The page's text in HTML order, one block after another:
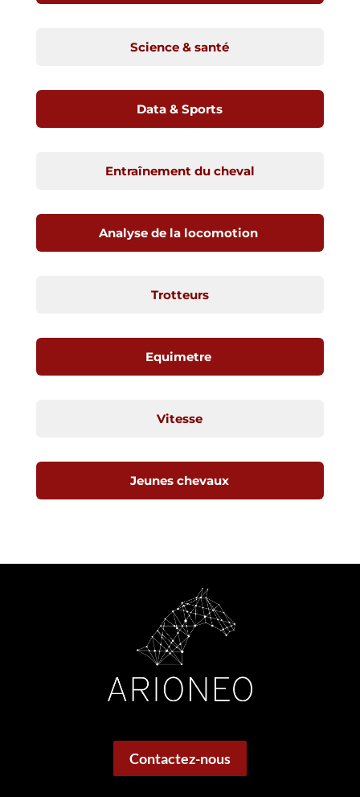
Science & santé
Data & Sports
Entraînement du cheval
Analyse de la locomotion
Trotteurs
Equimetre
Vitesse
Jeunes chevaux
Contactez-nous